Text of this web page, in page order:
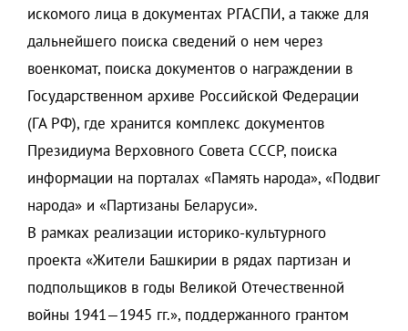
искомого лица в документах РГАСПИ, а также для
дальнейшего поиска сведений о нем через
военкомат, поиска документов о награждении в
Государственном архиве Российской Федерации
(ГА РФ), где хранится комплекс документов
Президиума Верховного Совета СССР, поиска
информации на порталах «Память народа», «Подвиг
народа» и «Партизаны Беларуси».
В рамках реализации историко-культурного
проекта «Жители Башкирии в рядах партизан и
подпольщиков в годы Великой Отечественной
войны 1941—1945 гг.», поддержанного грантом